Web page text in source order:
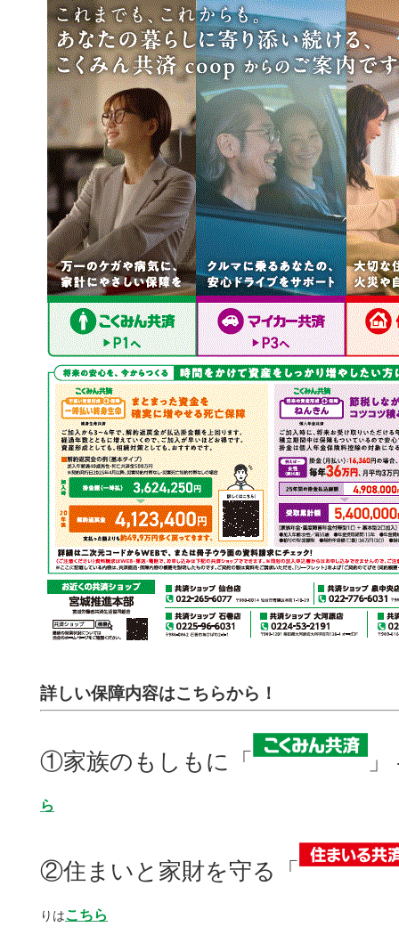
詳しい保障内容はこちらから！
①家族のもしもに「 」
ら
②住まいと家財を守る「
りはこちら